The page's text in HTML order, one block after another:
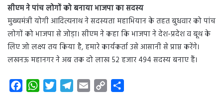
सीएम ने पांच लोगों को बनाया भाजपा का सदस्य
मुख्यमंत्री योगी आदित्यनाथ ने सदस्यता महाभियान के तहत बुधवार को पांच
लोगों को भाजपा से जोड़ा। सीएम ने कहा कि भाजपा ने देश-प्रदेश व बूथ के
लिए जो लक्ष्य तय किया है, हमारे कार्यकर्ता उसे आसानी से प्राप्त करेंगे।
लखनऊ महानगर ने अब तक दो लाख 52 हजार 494 सदस्य बनाए हैं।
W